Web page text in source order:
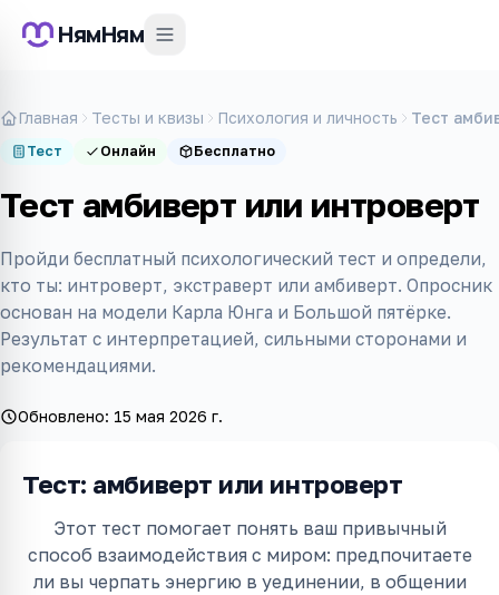
НямНям
Главная Тесты и квизы Психология и личность Тест
Тест Онлайн Бесплатно
Тест амбиверт или интроверт
Пройди бесплатный психологический тест и определи,
кто ты: интроверт, экстраверт или амбиверт. Опросник
основан на модели Карла Юнга и Большой пятёрке.
Результат с интерпретацией, сильными сторонами и
рекомендациями.
Обновлено: 15 мая 2026 г.
Тест: амбиверт или интроверт
Этот тест помогает понять ваш привычный
способ взаимодействия с миром: предпочитаете
ли вы черпать энергию в уединении, в общении